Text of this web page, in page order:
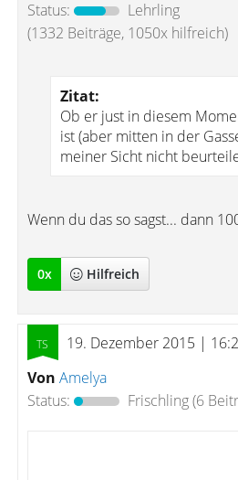
Status:
Lehrling
(1332 Beiträge, 1050x hilfreich)
Zitat:
Ob er just in diesem
ist (aber mitten in der
meiner Sicht nicht
Wenn du das so sagst... dann
0x Hilfreich
19. Dezember 2015 |
Von Amelya
Status:
Frischling(6